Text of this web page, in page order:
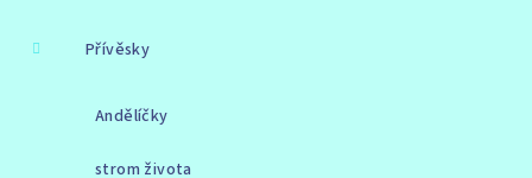
Přívěsky
Andělíčky
strom života